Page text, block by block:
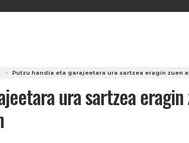
Putzu handia eta garajeetara ura sartzea eragin zuen
ura sartzea